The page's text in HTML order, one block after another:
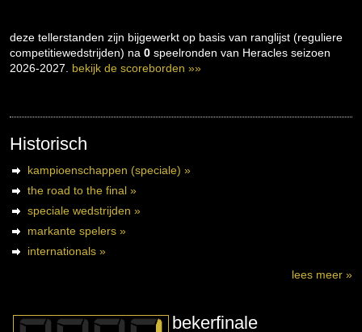
deze tellerstanden zijn bijgewerkt op basis van ranglijst (reguliere
competitiewedstrijden) na 0 speelronden van Heracles seizoen
2026-2027. bekijk de scoreborden »»
Historisch
kampioenschappen (speciale) »
the road to the final »
speciale wedstrijden »
markante spelers »
internationals »
lees meer »
bekerfinale